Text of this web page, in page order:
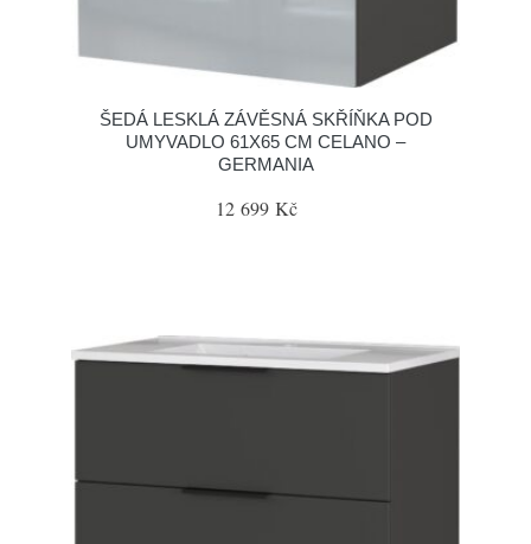
ŠEDÁ LESKLÁ ZÁVĚSNÁ SKŘÍŇKA POD
UMYVADLO 61X65 CM CELANO –
GERMANIA
12 699 Kč